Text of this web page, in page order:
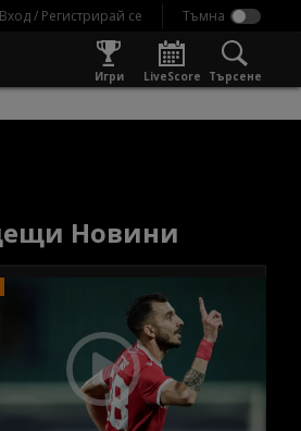
Вход / Регистрирай се
Игри LiveScore Търсене
Новини